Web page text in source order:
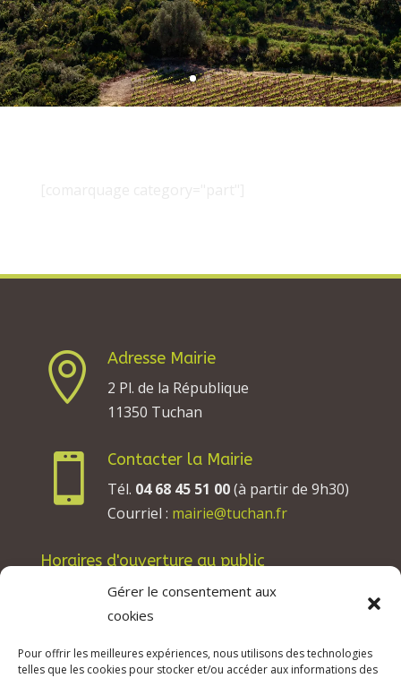
Gérer le consentement aux
cookies
Pour offrir les meilleures expériences, nous utilisons des technologies
telles que les cookies pour stocker et/ou accéder aux informations des

Adresse Mairie
2 Pl. de la République
11350 Tuchan

Contacter la Mairie
Tél. 04 68 45 51 00(à partir de 9h30)
Courriel : mairie@tuchan.fr
Horaires d'ouverture au public
Les lundis, mardis et jeudis : de 8h à 12h et de
13h30 à 17h30.
Les vendredis : de 8h à 12h.